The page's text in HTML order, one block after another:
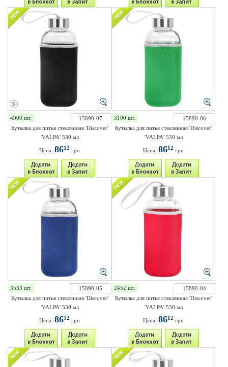
4909 шт.
15890-07
Бутылка для питья стеклянная 'Discover'
'VALPA' 530 мл
Цена: 8612 грн
3100 шт.
15890-06
Бутылка для питья стеклянная 'Discover'
'VALPA' 530 мл
Цена: 8612 грн
3533 шт.
15890-05
Бутылка для питья стеклянная 'Discover'
'VALPA' 530 мл
Цена: 8612 грн
2452 шт.
15890-04
Бутылка для питья стеклянная 'Discover'
'VALPA' 530 мл
Цена: 8612 грн